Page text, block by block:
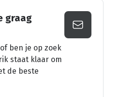
graag
ben je op zoek
staat klaar om
de beste